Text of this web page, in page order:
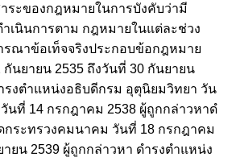
ระของกฎหมายในการบังคับว่ามี
เนินการตาม กฎหมายในแต่ละช่วง
รณาข้อเท็จจริงประกอบข้อกฎหมาย
กันยายน 2535 ถึงวันที่ 30 กันยายน
รงตําแหน่งอธิบดีกรม อุตุนิยมวิทยา วัน
นที่ 14 กรกฎาคม 2538 ผู้ถูกกล่าวหาดํ
กระทรวงคมนาคม วันที่ 18 กรกฎาคม
ยน 2539 ผู้ถูกกล่าวหา ดํารงตําแหน่ง